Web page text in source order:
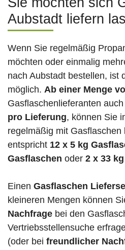
Aubstadt liefern
Wenn Sie regelmäßig
möchten oder einmalig
nach Aubstadt bestellen, ist
möglich. Ab einer Menge
Gasflaschenlieferanten auch
pro Lieferung, können Sie
regelmäßig mit
entspricht 12 x 5 kg
Gasflaschen oder 2 x 33
Einen Gasflaschen
kleineren Mengen können
Nachfrage bei den
Vertriebsstellensuche
(oder bei freundlicher